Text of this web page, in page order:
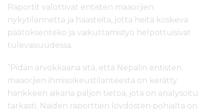
Raportit valottivat entisten maaorjien
nykytilannetta ja haasteita, jotta heitä koskeva
päätöksenteko ja vaikuttamistyö helpottuisivat
tulevaisuudessa.
”Pidän arvokkaana sitä, että Nepalin entisten
maaorjien ihmisoikeustilanteesta on kerätty
hankkeen aikana paljon tietoa, jota on analysoitu
tarkasti. Näiden raporttien löydösten pohjalta on